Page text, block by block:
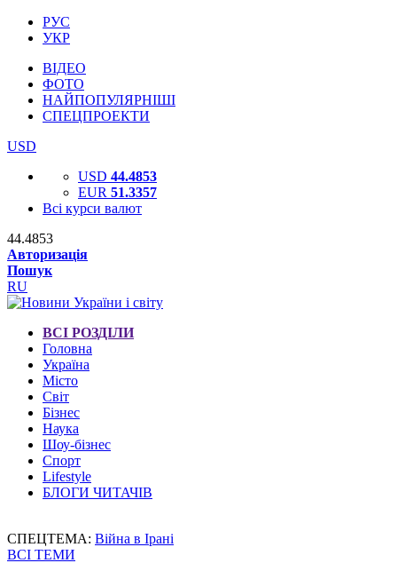
РУС
УКР
ВІДЕО
ФОТО
НАЙПОПУЛЯРНІШІ
СПЕЦПРОЕКТИ
USD
USD 44.4853
EUR 51.3357
Всі курси валют
44.4853
Авторизація
Пошук
RU
ВСІ РОЗДІЛИ
Головна
Україна
Місто
Світ
Бізнес
Наука
Шоу-бізнес
Спорт
Lifestyle
БЛОГИ ЧИТАЧІВ
СПЕЦТЕМА: Війна в Ірані
ВСІ ТЕМИ